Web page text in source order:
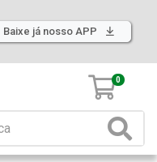
Baixe já nosso APP
0